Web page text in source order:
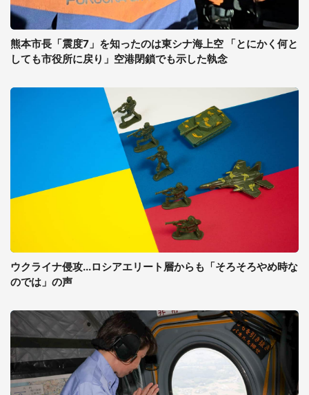
熊本市長「震度7」を知ったのは東シナ海上空 「とにかく何と
しても市役所に戻り」空港閉鎖でも示した執念
ウクライナ侵攻...ロシアエリート層からも「そろそろやめ時な
のでは」の声